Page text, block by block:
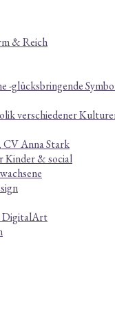
& Reich
-glücksbringende
verschiedener
CV Anna Stark
Kinder & social
DigitalArt